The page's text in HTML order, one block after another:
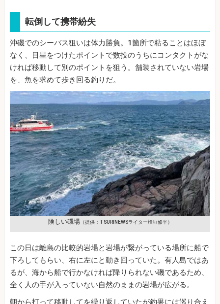
転倒して携帯紛失
沖磯でのシーバス狙いは体力勝負。1箇所で粘ることはほぼ
なく、目星をつけたポイントで数投のうちにコンタクトがな
ければ移動して別のポイントを狙う。舗装されていない岩場
を、魚を求めて歩き回る釣りだ。
険しい磯場（提供：TSURINEWSライター檜垣修平）
この日は離島の比較的岩場と岩場が繋がっている場所に船で
下ろしてもらい、右に左にと動き回っていた。有人島ではあ
るが、海から船で行かなければ降りられない磯であるため、
全く人の手が入っていない自然のままの岩場が広がる。
朝から打って移動してを繰り返していたが釣果には巡り合え